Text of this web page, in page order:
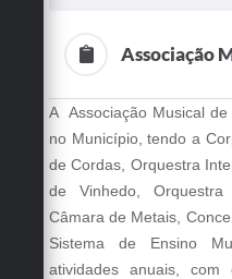
Tributos Online
Transporte Coletivo
Itinerários)
Normas e Legislação
Diário Oficial
Associação
A Associação Musical
no Município, tendo a
de Cordas, Orquestra
de Vinhedo,
Câmara de Metais,
Sistema de Ensino
atividades anuais, com